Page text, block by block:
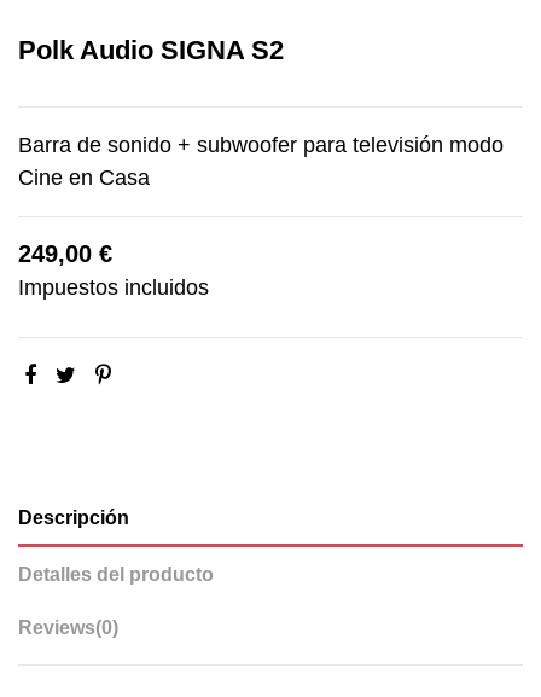
Polk Audio SIGNA S2
Barra de sonido + subwoofer para televisión modo
Cine en Casa
249,00 €
Impuestos incluidos
Descripción
Detalles del producto
Reviews(0)